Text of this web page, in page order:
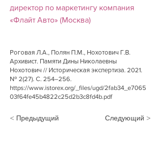
директор по маркетингу компания
«Флайт Авто» (Москва)
Роговая Л.А., Полян П.М., Нохотович Г.В.
Архивист. Памяти Дины Николаевны
Нохотович // Историческая экспертиза. 2021.
№ 2(27). С. 254–256.
https://www.istorex.org/_files/ugd/2fab34_e7065
03f64fe45b4822c25d2b3c8fd4b.pdf
< Предыдущий Следующий >